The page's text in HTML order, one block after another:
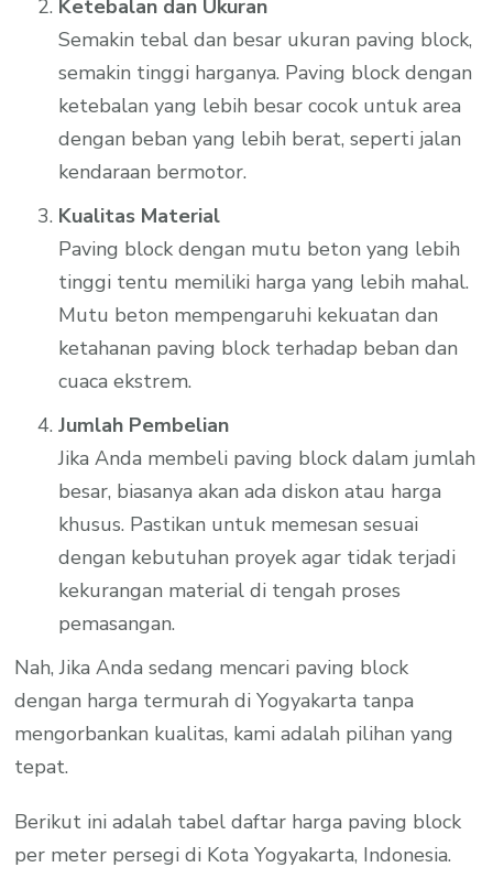
Ketebalan dan Ukuran
Semakin tebal dan besar ukuran paving block,
semakin tinggi harganya. Paving block dengan
ketebalan yang lebih besar cocok untuk area
dengan beban yang lebih berat, seperti jalan
kendaraan bermotor.
Kualitas Material
Paving block dengan mutu beton yang lebih
tinggi tentu memiliki harga yang lebih mahal.
Mutu beton mempengaruhi kekuatan dan
ketahanan paving block terhadap beban dan
cuaca ekstrem.
Jumlah Pembelian
Jika Anda membeli paving block dalam jumlah
besar, biasanya akan ada diskon atau harga
khusus. Pastikan untuk memesan sesuai
dengan kebutuhan proyek agar tidak terjadi
kekurangan material di tengah proses
pemasangan.
Nah, Jika Anda sedang mencari paving block
dengan harga termurah di Yogyakarta tanpa
mengorbankan kualitas, kami adalah pilihan yang
tepat.
Berikut ini adalah tabel daftar harga paving block
per meter persegi di Kota Yogyakarta, Indonesia.